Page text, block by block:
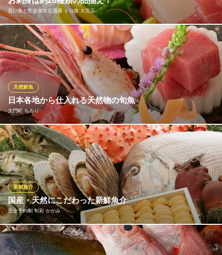
四代目喜川
大宮 うなぎ うな重
ＪＲ大宮駅 徒歩2分
埼玉県さいたま市大宮区仲町1-53 田村ビル1F
旨い魚と完全個室居酒屋 トロ政 大宮店
毎日市場から新鮮な魚を仕入れており、20種類弱のお刺身を常時
お楽しみいただけます。料理長厳選の旬魚も日替わりで提供して
いるので、いつ来てもご満足いただけます。エリア最大級の品揃
え！
旨い魚と完全個室居酒屋 トロ政 大宮店
大宮 完全個室居酒屋
ＪＲ大宮駅 徒歩3分
埼玉県さいたま市大宮区宮町1-81 1F
日本各地から仕入れる天然物の旬魚
大門町 ちろり
天然鮮魚
北は北海道から南は九州まで、全国各地で獲れた天然物の海の
幸。鮮度はもちろん見た目の美しさも重視した「お造り盛合せ」
が大人気です。その日仕入れた旬魚を基本的に6種類使用している
ため、季節ごとの海の幸に出会うことができます。日本酒や焼酎
などと合わせてお楽しみください。
大門町 ちろり
和個室で会席料理を堪能
ＪＲ大宮駅 徒歩3分
埼玉県さいたま市大宮区大門町2-113-4
国産・天然にこだわった新鮮魚介
完全予約制 旬彩 かがみ
新鮮魚介
45年続くかがみの自慢は魚介料理。そのために新鮮魚介を季節や
旬に合わせて厳選･仕入れを行なっております。その日の一番美味